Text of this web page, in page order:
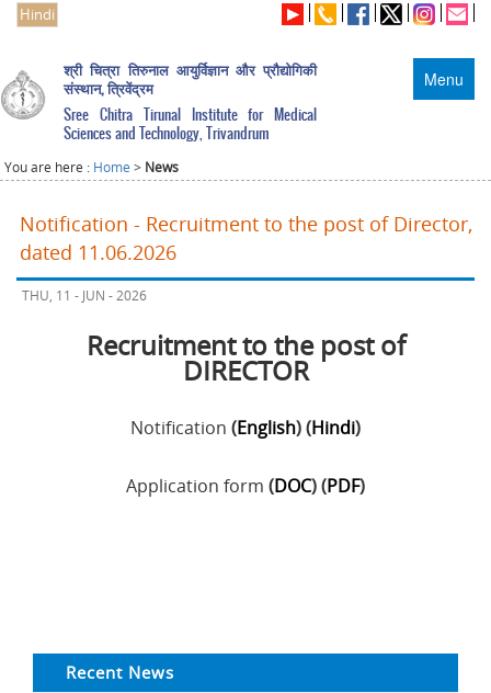
Hindi
Menu
श्री चित्रा तिरुनाल आयुर्विज्ञान और प्रौद्योगिकी
संस्थान, त्रिवेंद्रम
Sree Chitra Tirunal Institute for Medical
Sciences and Technology, Trivandrum
You are here : Home > News
Notification - Recruitment to the post of Director,
dated 11.06.2026
THU, 11 - JUN - 2026
Recruitment to the post of
DIRECTOR
Notification (English) (Hindi)
Application form (DOC) (PDF)
Recent News